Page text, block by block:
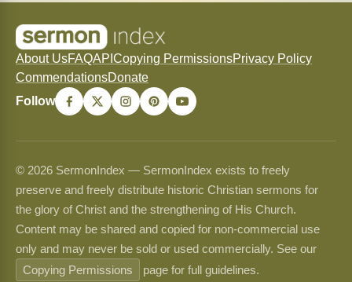
About UsFAQAPI Copying PermissionsPrivacy Policy
CommendationsDonate
Follow
© 2026 SermonIndex — SermonIndex exists to freely
preserve and freely distribute historic Christian sermons for
the glory of Christ and the strengthening of His Church.
Content may be shared and copied for non-commercial use
only and may never be sold or used commercially. See our
Copying Permissions
page for full guidelines.